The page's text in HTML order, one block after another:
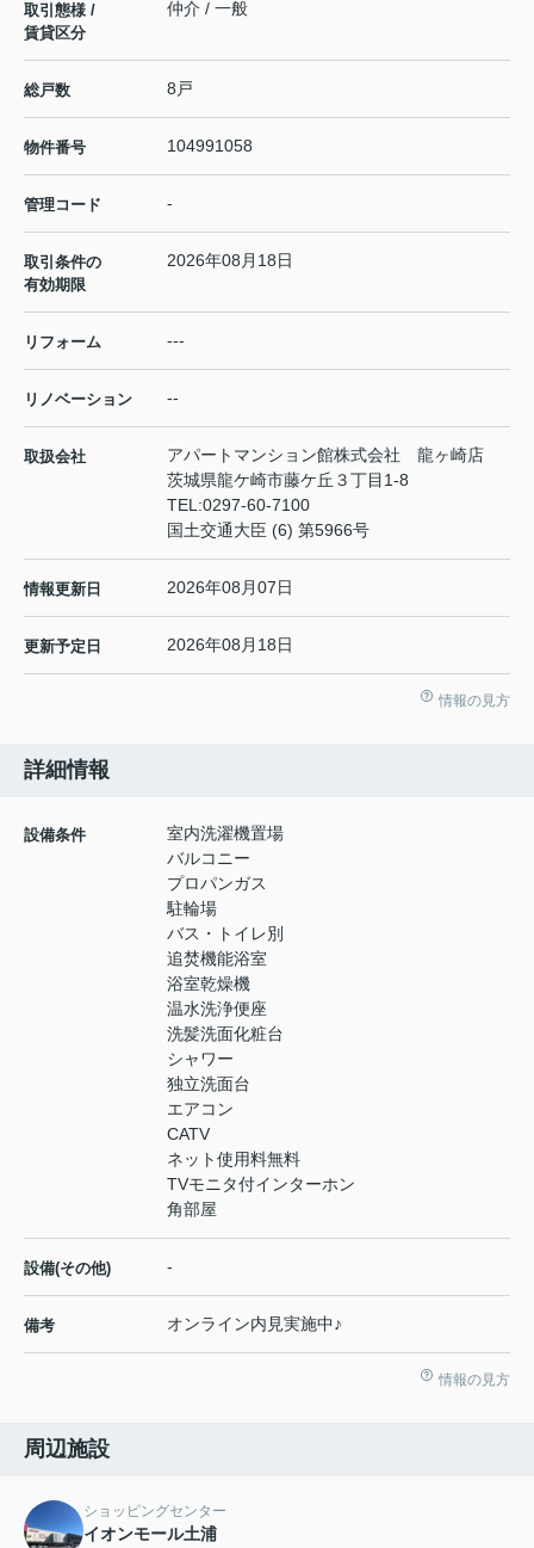
取引態様 /
賃貸区分
仲介 / 一般
総戸数 8戸
物件番号 104991058
管理コード -
取引条件の
有効期限
2026年08月18日
リフォーム ---
リノベーション --
取扱会社
アパートマンション館株式会社 龍ヶ崎店
茨城県龍ケ崎市藤ケ丘３丁目1-8
TEL:0297-60-7100
国土交通大臣 (6) 第5966号
情報更新日 2026年08月07日
更新予定日 2026年08月18日
情報の見方
詳細情報
設備条件
室内洗濯機置場
バルコニー
プロパンガス
駐輪場
バス・トイレ別
追焚機能浴室
浴室乾燥機
温水洗浄便座
洗髪洗面化粧台
シャワー
独立洗面台
エアコン
CATV
ネット使用料無料
TVモニタ付インターホン
角部屋
設備(その他) -
備考 オンライン内見実施中♪
情報の見方
周辺施設
ショッピングセンター
イオンモール土浦